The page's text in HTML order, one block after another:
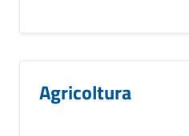
Agricoltura